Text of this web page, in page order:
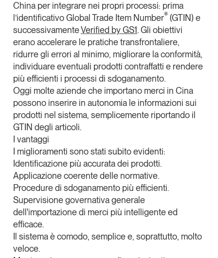
Chinaper integrare nei propri processi: prima
l’identificativo Global Trade Item Number®(GTIN) e
successivamenteVerified by GS1. Gli obiettivi
erano accelerare le pratiche transfrontaliere,
ridurre gli errori al minimo, migliorare la conformità,
individuare eventuali prodotti contraffatti e rendere
più efficienti i processi di sdoganamento.
Oggi molte aziende che importano merci in Cina
possono inserire in autonomia le informazioni sui
prodotti nel sistema, semplicemente riportando il
GTIN degli articoli.
I vantaggi
I miglioramenti sono stati subito evidenti:
Identificazione più accuratadei prodotti.
Applicazione coerentedelle normative.
Proceduredi sdoganamento più efficienti.
Supervisione governativagenerale
dell'importazione di merci più intelligente ed
efficace.
Il sistema è comodo, semplice e, soprattutto, molto
veloce.